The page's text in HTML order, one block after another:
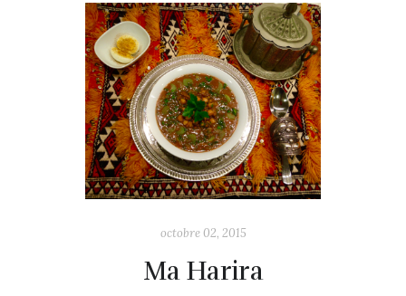
octobre 02, 2015
Ma Harira